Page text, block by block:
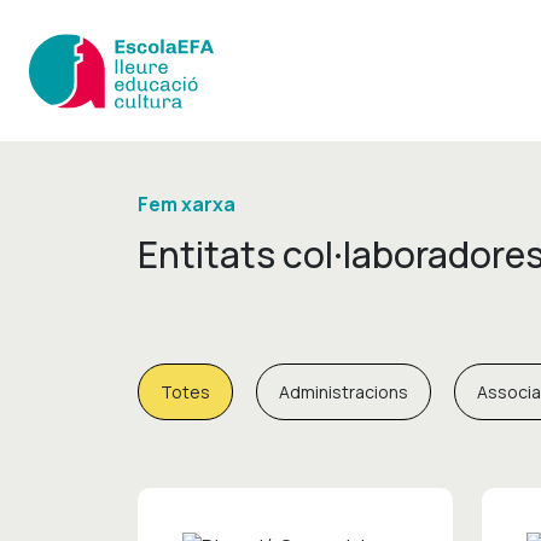
Fem xarxa
Entitats
Totes Administracions